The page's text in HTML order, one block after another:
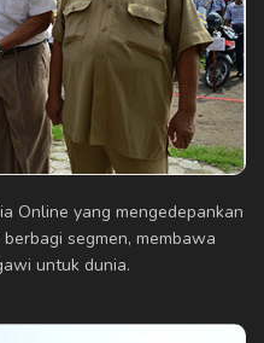
Online yang mengedepankan
segmen, membawa
untuk dunia.